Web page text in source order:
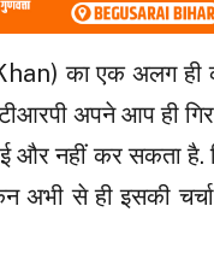
का एक अलग
अपने आप ही
और नहीं कर सकता है.
अभी से ही इसकी